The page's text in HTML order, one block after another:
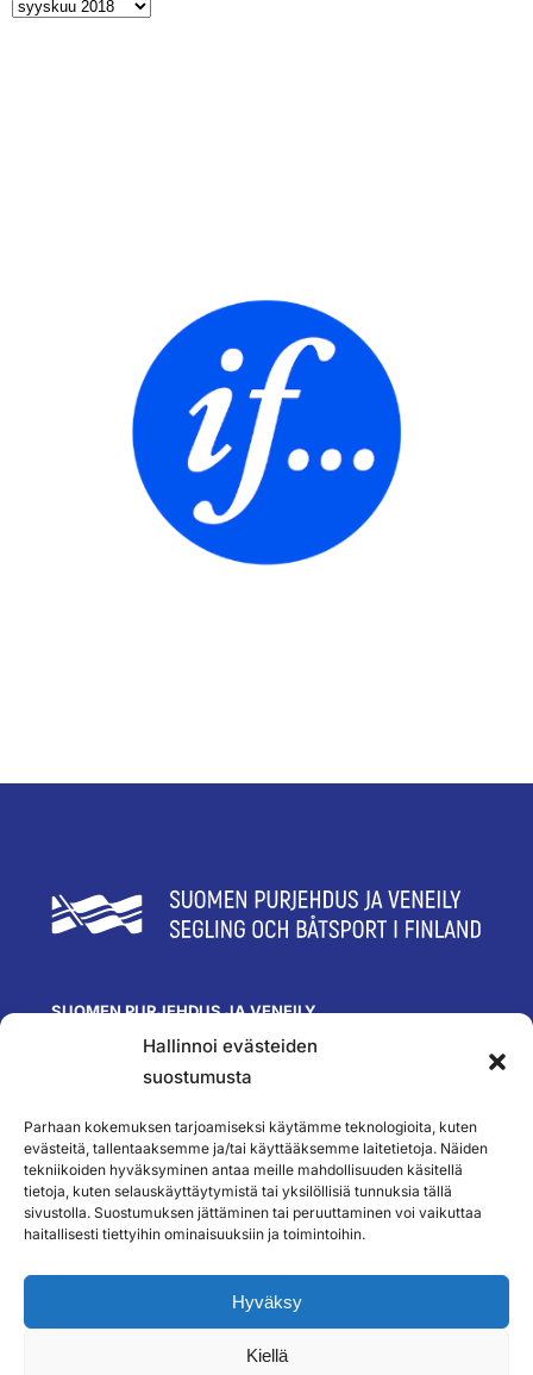
Hallinnoi evästeiden
suostumusta
Parhaan kokemuksen tarjoamiseksi käytämme teknologioita, kuten
evästeitä, tallentaaksemme ja/tai käyttääksemme laitetietoja. Näiden
tekniikoiden hyväksyminen antaa meille mahdollisuuden käsitellä
tietoja, kuten selauskäyttäytymistä tai yksilöllisiä tunnuksia tällä
sivustolla. Suostumuksen jättäminen tai peruuttaminen voi vaikuttaa
haitallisesti tiettyihin ominaisuuksiin ja toimintoihin.
Hyväksy
Kiellä
SUOMEN PURJEHDUS JA VENEILY
Olympiastadion
Paavo Nurmen tie 1
toimisto@spv.fi
Yhteystiedot
SEURAA MEITÄ
TILAA UUTISKIRJEEMME